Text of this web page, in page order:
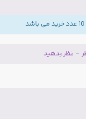
- نظر بدهید